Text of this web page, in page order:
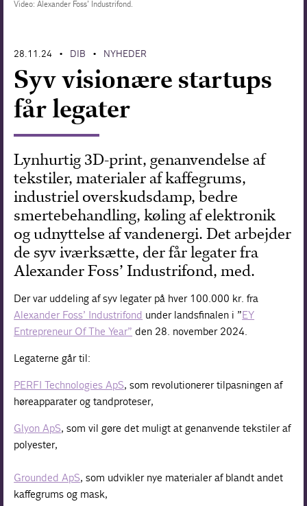
Video: Alexander Foss’ Industrifond.
28.11.24 • DIB • NYHEDER
Syv visionære startups
får legater
Lynhurtig 3D-print, genanvendelse af
tekstiler, materialer af kaffegrums,
industriel overskudsdamp, bedre
smertebehandling, køling af elektronik
og udnyttelse af vandenergi. Det arbejder
de syv iværksætte, der får legater fra
Alexander Foss’ Industrifond, med.
Der var uddeling af syv legater på hver 100.000 kr. fra
Alexander Foss’ Industrifond under landsfinalen i ”EY
Entrepreneur Of The Year” den 28. november 2024.
Legaterne går til:
PERFI Technologies ApS, som revolutionerer tilpasningen af
høreapparater og tandproteser,
Glyon ApS, som vil gøre det muligt at genanvende tekstiler af
polyester,
Grounded ApS, som udvikler nye materialer af blandt andet
kaffegrums og mask,